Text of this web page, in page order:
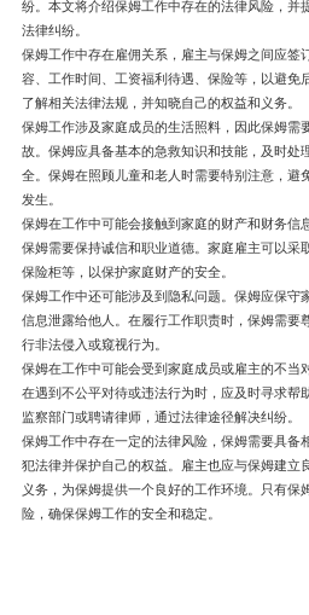
纷。本文将介绍保姆工作中存在的法律风险，并
法律纠纷。
保姆工作中存在雇佣关系，雇主与保姆之间应签
容、工作时间、工资福利待遇、保险等，以避免
了解相关法律法规，并知晓自己的权益和义务。
保姆工作涉及家庭成员的生活照料，因此保姆需
故。保姆应具备基本的急救知识和技能，及时处
全。保姆在照顾儿童和老人时需要特别注意，避
发生。
保姆在工作中可能会接触到家庭的财产和财务信
保姆需要保持诚信和职业道德。家庭雇主可以采
保险柜等，以保护家庭财产的安全。
保姆工作中还可能涉及到隐私问题。保姆应保守
信息泄露给他人。在履行工作职责时，保姆需要
行非法侵入或窥视行为。
保姆在工作中可能会受到家庭成员或雇主的不当
在遇到不公平对待或违法行为时，应及时寻求帮
监察部门或聘请律师，通过法律途径解决纠纷。
保姆工作中存在一定的法律风险，保姆需要具备
犯法律并保护自己的权益。雇主也应与保姆建立
义务，为保姆提供一个良好的工作环境。只有保
险，确保保姆工作的安全和稳定。